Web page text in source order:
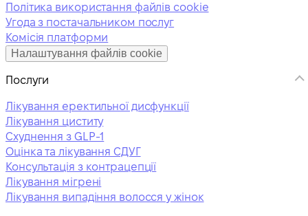
Політика використання файлів cookie
Угода з постачальником послуг
Комісія платформи
Налаштування файлів cookie
Послуги
Лікування еректильної дисфункції
Лікування циститу
Схуднення з GLP-1
Оцінка та лікування СДУГ
Консультація з контрацепції
Лікування мігрені
Лікування випадіння волосся у жінок